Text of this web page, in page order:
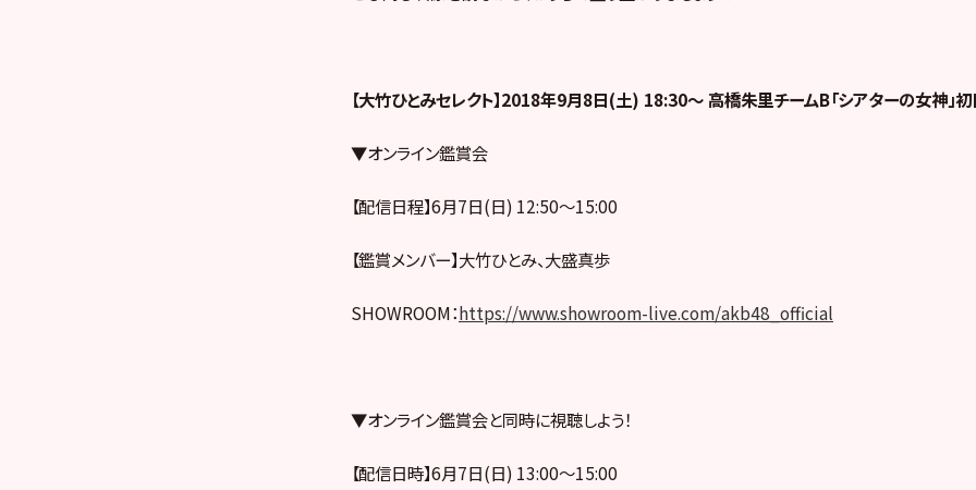
【大竹ひとみセレクト】2018年9月8日(土) 18:30〜 高橋朱里チームB「シアターの女神」
▼オンライン鑑賞会
【配信日程】6月7日(日) 12:50〜15:00
【鑑賞メンバー】大竹ひとみ、大盛真歩
SHOWROOM：https://www.showroom-live.com/akb48_official
▼オンライン鑑賞会と同時に視聴しよう！
【配信日時】6月7日(日) 13:00〜15:00